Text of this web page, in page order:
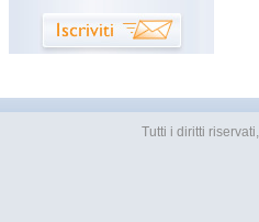
Tutti i diritti